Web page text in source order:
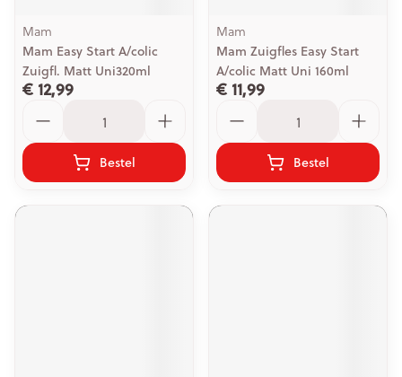
Mam
Mam Easy Start A/colic
Zuigfl. Matt Uni320ml
€ 12,99
Bestel
Mam
Mam Zuigfles Easy Start
A/colic Matt Uni 160ml
€ 11,99
Bestel